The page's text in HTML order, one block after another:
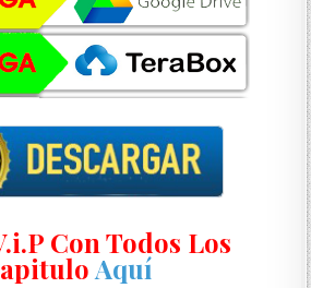
Con Todos Los
Aquí